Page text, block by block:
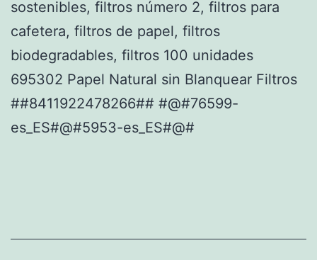
sostenibles, filtros número 2, filtros para
cafetera, filtros de papel, filtros
biodegradables, filtros 100 unidades
695302 Papel Natural sin Blanquear Filtros
##8411922478266## #@#76599-
es_ES#@#5953-es_ES#@#